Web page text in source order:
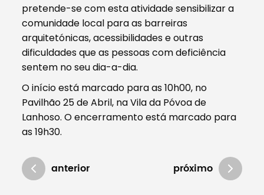
pretende-se com esta atividade sensibilizar a
comunidade local para as barreiras
arquitetónicas, acessibilidades e outras
dificuldades que as pessoas com deficiência
sentem no seu dia-a-dia.
O início está marcado para as 10h00, no
Pavilhão 25 de Abril, na Vila da Póvoa de
Lanhoso. O encerramento está marcado para
as 19h30.
anterior próximo